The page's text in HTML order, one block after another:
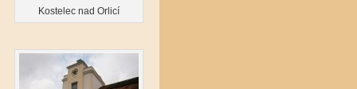
Kostelec nad Orlicí